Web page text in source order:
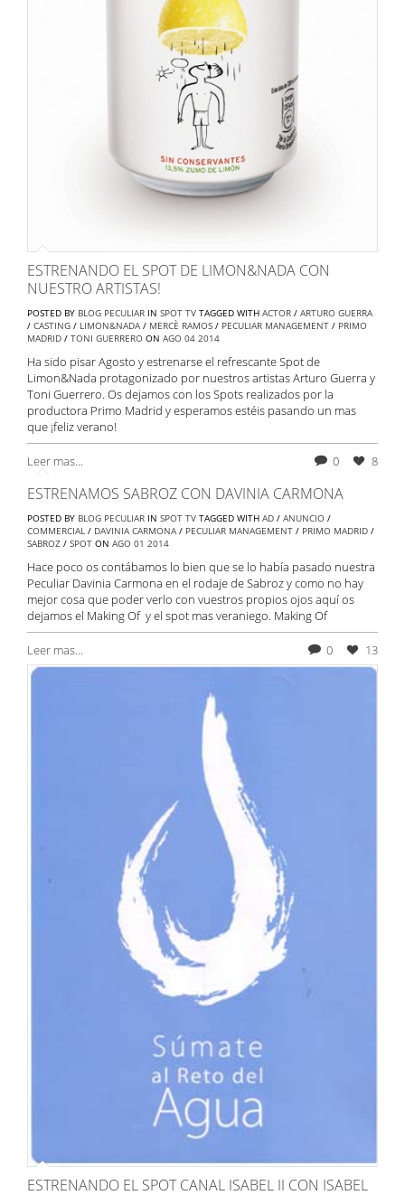
ESTRENANDO EL SPOT DE LIMON&NADA CON
NUESTRO ARTISTAS!
POSTED BY BLOG PECULIAR IN SPOT TV TAGGED WITH ACTOR / ARTURO GUERRA
/ CASTING / LIMON&NADA / MERCÈ RAMOS / PECULIAR MANAGEMENT / PRIMO
MADRID / TONI GUERRERO ON AGO 04 2014
Ha sido pisar Agosto y estrenarse el refrescante Spot de
Limon&Nada protagonizado por nuestros artistas Arturo Guerra y
Toni Guerrero. Os dejamos con los Spots realizados por la
productora Primo Madrid y esperamos estéis pasando un mas
que ¡feliz verano!
Leer mas... 0 8
ESTRENAMOS SABROZ CON DAVINIA CARMONA
POSTED BY BLOG PECULIAR IN SPOT TV TAGGED WITH AD / ANUNCIO /
COMMERCIAL / DAVINIA CARMONA/ PECULIAR MANAGEMENT / PRIMO MADRID /
SABROZ / SPOT ON AGO 01 2014
Hace poco os contábamos lo bien que se lo había pasado nuestra
Peculiar Davinia Carmona en el rodaje de Sabroz y como no hay
mejor cosa que poder verlo con vuestros propios ojos aquí os
dejamos el Making Of y el spot mas veraniego. Making Of
Leer mas... 0 13
ESTRENANDO EL SPOT CANAL ISABEL II CON ISABEL